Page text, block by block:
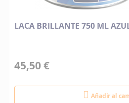
LACA BRILLANTE 750 ML
45,50 €
Añadir al